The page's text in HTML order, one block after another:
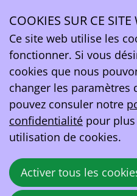
12
juin
2025
17:00 Dolce
Assemblée Générale
L'assemblée générale
12 juin 2025. À l'issue
offrirons un walking
participants.
COOKIES SUR CE SITE
Ce site web utilise les
fonctionner. Si vous
cookies que nous
changer les paramètres
pouvez consuler notre
confidentialité pour
utilisation de cookies.
Activer tous les